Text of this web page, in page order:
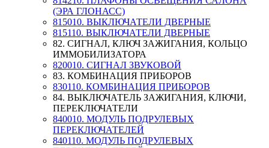
(ЭРА ГЛОНАСС)
815010. ВЫКЛЮЧАТЕЛИ ДВЕРНЫЕ
815110. ВЫКЛЮЧАТЕЛИ ДВЕРНЫЕ
82. СИГНАЛ, КЛЮЧ ЗАЖИГАНИЯ, КОЛЬЦО
ИММОБИЛИЗАТОРА
820010. СИГНАЛ ЗВУКОВОЙ
83. КОМБИНАЦИЯ ПРИБОРОВ
830110. КОМБИНАЦИЯ ПРИБОРОВ
84. ВЫКЛЮЧАТЕЛЬ ЗАЖИГАНИЯ, КЛЮЧИ,
ПЕРЕКЛЮЧАТЕЛИ
840010. МОДУЛЬ ПОДРУЛЕВЫХ
ПЕРЕКЛЮЧАТЕЛЕЙ
840110. МОДУЛЬ ПОДРУЛЕВЫХ